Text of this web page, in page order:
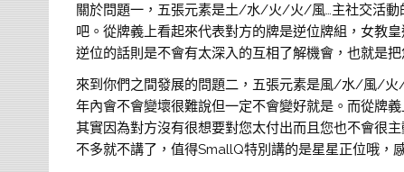
關於問題一，五張元素是土/水/火/火/風…主社交活動
吧。從牌義上看起來代表對方的牌是逆位牌組，女教
逆位的話則是不會有太深入的互相了解機會，也就是
來到你們之間發展的問題二，五張元素是風/水/風/火
年內會不會變壞很難說但一定不會變好就是。而從牌
其實因為對方沒有很想要對您太付出而且您也不會很
不多就不講了，值得SmallQ特別講的是星星正位哦，